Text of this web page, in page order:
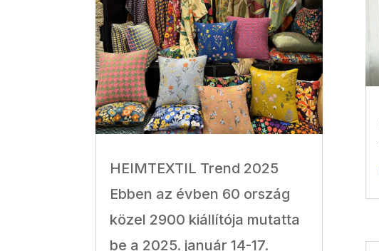
HEIMTEXTIL Trend 2025
Ebben az évben 60 ország
közel 2900 kiállítója mutatta
be a 2025. január 14-17.